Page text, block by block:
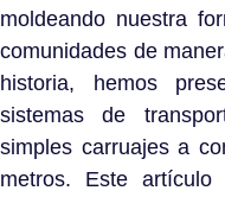
moldeando nuestra
comunidades de
historia, hemos
sistemas de
simples carruajes a
metros. Este